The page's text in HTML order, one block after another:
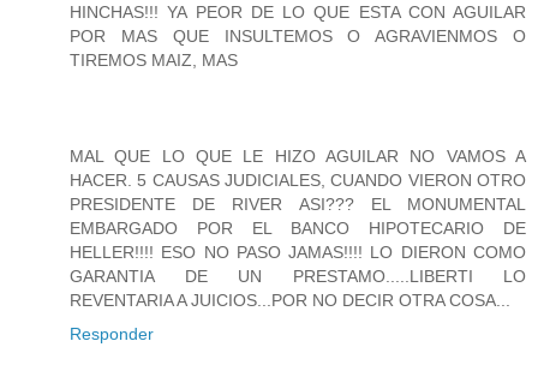
HINCHAS!!! YA PEOR DE LO QUE ESTA CON AGUILAR
POR MAS QUE INSULTEMOS O AGRAVIENMOS O
TIREMOS MAIZ, MAS
MAL QUE LO QUE LE HIZO AGUILAR NO VAMOS A
HACER. 5 CAUSAS JUDICIALES, CUANDO VIERON OTRO
PRESIDENTE DE RIVER ASI??? EL MONUMENTAL
EMBARGADO POR EL BANCO HIPOTECARIO DE
HELLER!!!! ESO NO PASO JAMAS!!!! LO DIERON COMO
GARANTIA DE UN PRESTAMO.....LIBERTI LO
REVENTARIA A JUICIOS...POR NO DECIR OTRA COSA...
Responder